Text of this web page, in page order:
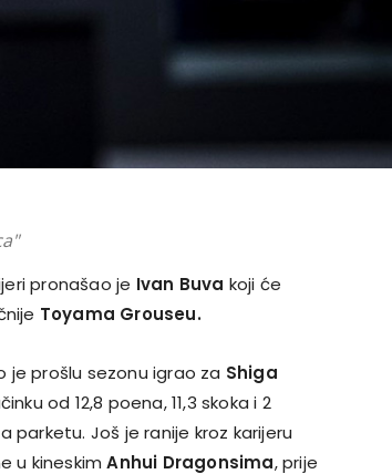
pronašao je Ivan Buva koji će
Toyama Grouseu.
prošlu sezonu igrao za Shiga
od 12,8 poena, 11,3 skoka i 2
parketu. Još je ranije kroz karijeru
u kineskimAnhui Dragonsima, prije